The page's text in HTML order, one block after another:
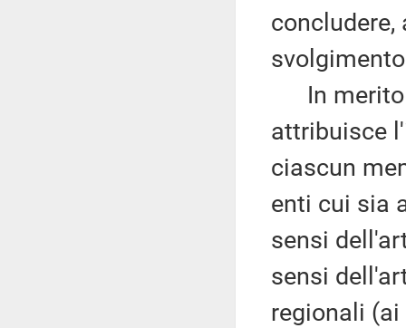
In merito
attribuisce
ciascun
enti cui sia
sensi
sensi
regionali